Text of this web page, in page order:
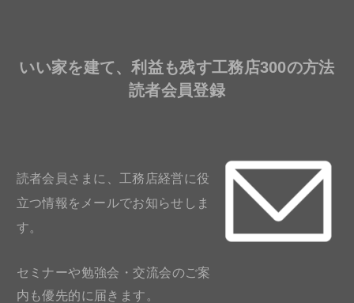
いい家を建て、利益も残す工務店300の方法
読者会員登録
読者会員さまに、工務店経営に役
立つ情報をメールでお知らせしま
す。
セミナーや勉強会・交流会のご案
内も優先的に届きます。